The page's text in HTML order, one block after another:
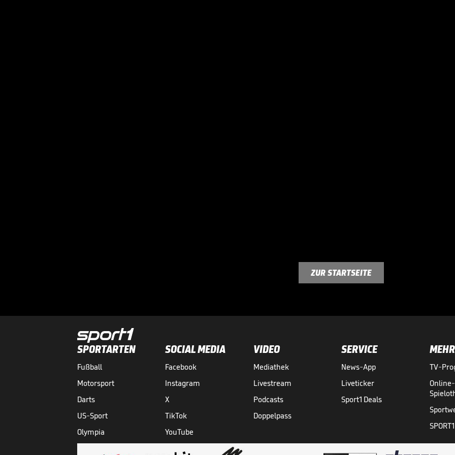
ZUR STARTSEITE
SPORTARTEN
Fußball
Motorsport
Darts
US-Sport
Olympia
SOCIAL MEDIA
Facebook
Instagram
X
TikTok
YouTube
VIDEO
Mediathek
Livestream
Podcasts
Doppelpass
SERVICE
News-App
Liveticker
Sport1 Deals
MEHR
TV-